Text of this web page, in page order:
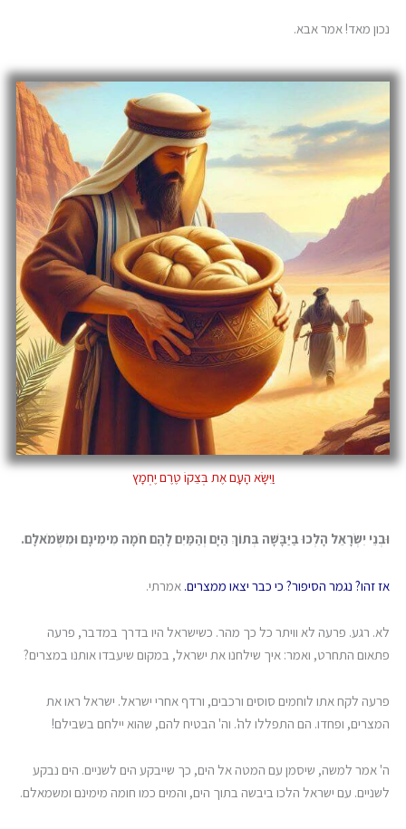
נכון מאד! אמר אבא.
וַיִּשָּׂא הָעָם אֶת בְּצֵקוֹ טֶרֶם יֶחְמָץ
וּבְנֵי יִשְׂרָאֵל הָלְכוּ בַיַּבָּשָׁה בְּתוֹךְ הַיָּם וְהַמַּיִם לָהֶם חֹמָה מִימִינָם וּמִשְּׂמֹאלָם.
אז זהו? נגמר הסיפור? כי כבר יצאו ממצרים. אמרתי.
לא. רגע. פרעה לא וויתר כל כך מהר. כשישראל היו בדרך במדבר, פרעה
פתאום התחרט, ואמר: איך שילחנו את ישראל, במקום שיעבדו אותנו במצרים?
פרעה לקח אתו לוחמים סוסים ורכבים, ורדף אחרי ישראל. ישראל ראו את
המצרים, ופחדו. הם התפללו לה'. וה' הבטיח להם, שהוא יילחם בשבילם!
ה' אמר למשה, שיסמן עם המטה אל הים, כך שייבקע הים לשניים. הים נבקע
לשניים. עם ישראל הלכו ביבשה בתוך הים, והמים כמו חומה מימינם ומשמאלם.